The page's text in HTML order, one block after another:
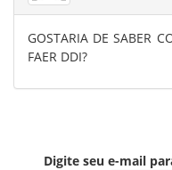
GOSTARIA DE SABER
FAER DDI?
Digite seu e-mail